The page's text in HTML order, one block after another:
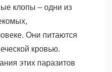
клопы – одни из
Они питаются
кровью.
этих паразитов